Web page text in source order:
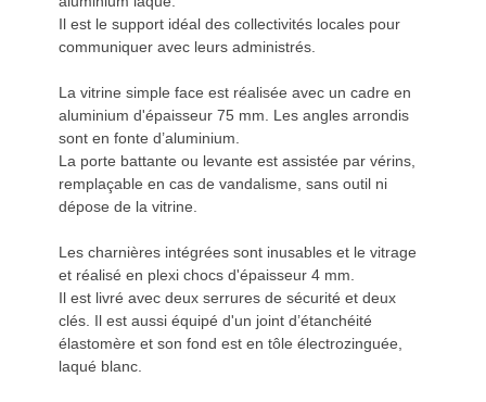
Il est le support idéal des collectivités locales pour
communiquer avec leurs administrés.
La vitrine simple face est réalisée avec un cadre en
aluminium d'épaisseur 75 mm. Les angles arrondis
sont en fonte d’aluminium.
La porte battante ou levante est assistée par vérins,
remplaçable en cas de vandalisme, sans outil ni
dépose de la vitrine.
Les charnières intégrées sont inusables et le vitrage
et réalisé en plexi chocs d'épaisseur 4 mm.
Il est livré avec deux serrures de sécurité et deux
clés. Il est aussi équipé d'un joint d’étanchéité
élastomère et son fond est en tôle électrozinguée,
laqué blanc.